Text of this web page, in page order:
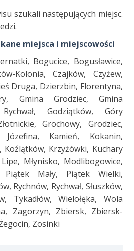
szukali następujących miejsc.
miejsca i miejscowości
Bogucice, Bogusławice,
Kolonia, Czajków, Czyżew,
Druga, Dzierzbin, Florentyna,
Gmina Grodziec, Gmina
Godziątków, Góry
Grochowy, Grodziec,
Józefina, Kamień, Kokanin,
Koźlątków, Krzyżówki, Kuchary
Młynisko, Modlibogowice,
Piątek Mały, Piątek Wielki,
Rychnów, Rychwał, Słuszków,
Tykadłów, Wielołęka, Wola
Zagorzyn, Zbiersk, Zbiersk-
Zosinki